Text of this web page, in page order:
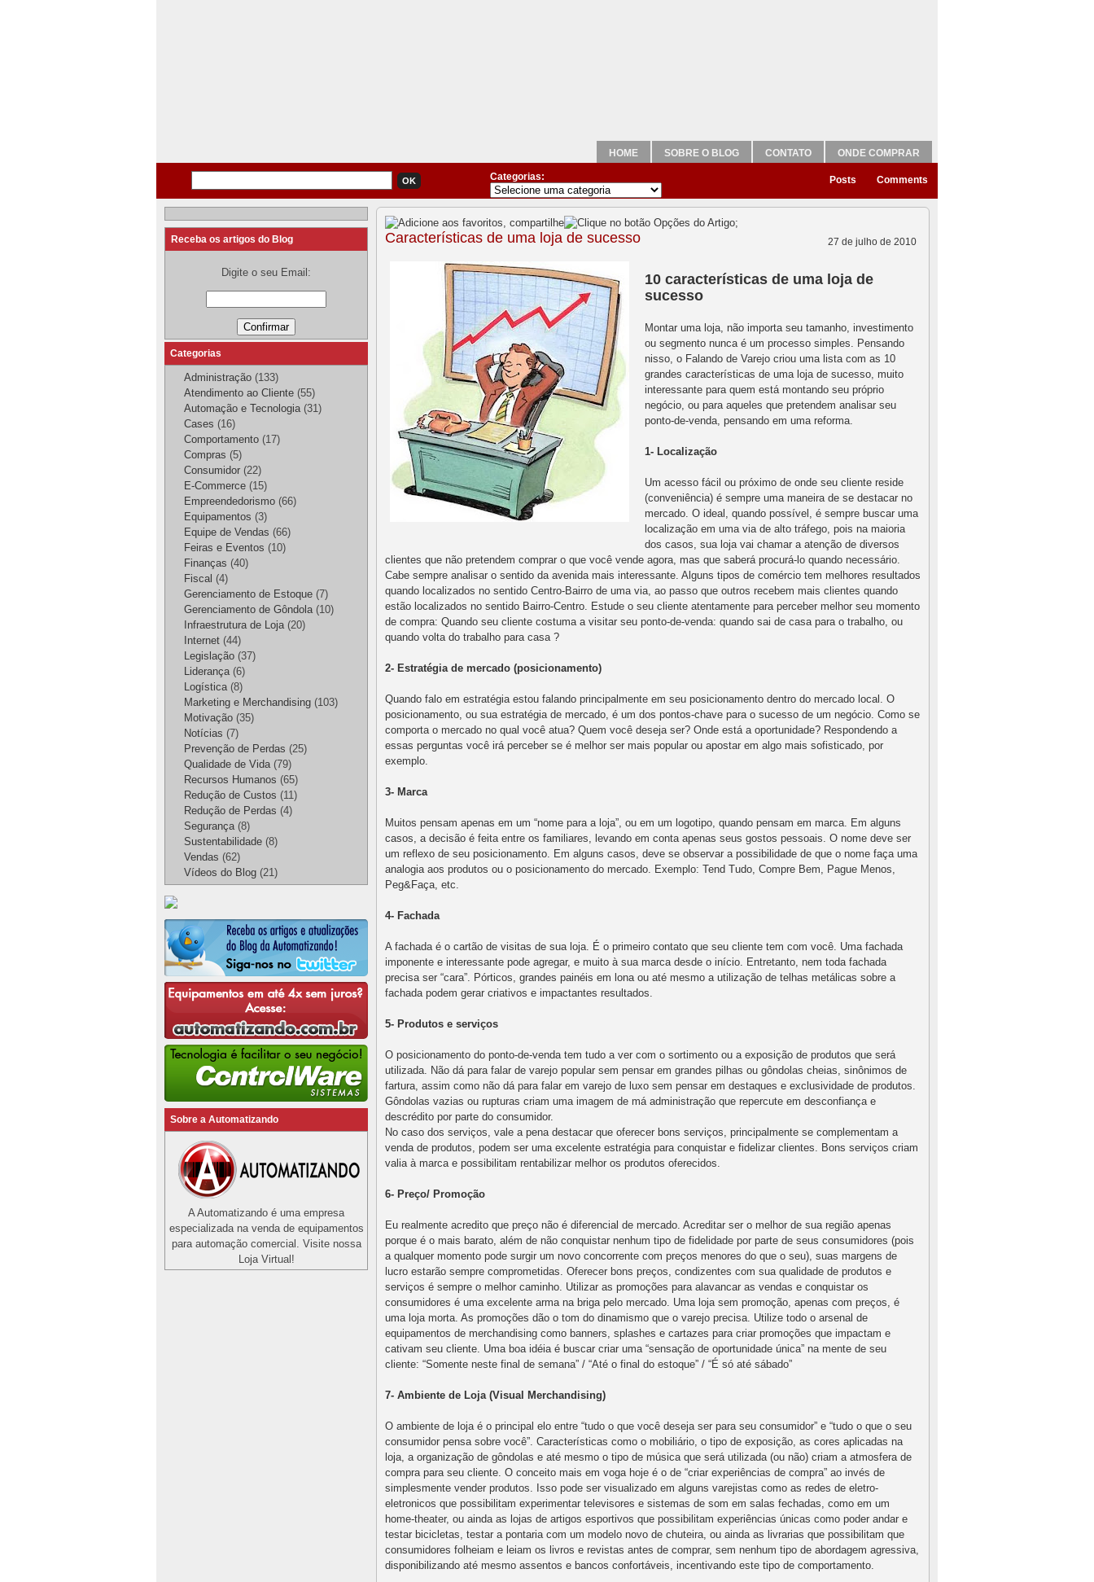
HOME SOBRE O BLOG CONTATO ONDE COMPRAR
Categorias: Posts Comments
27 de julho de 2010
Características de uma loja de sucesso
10 características de uma loja de
sucesso
Montar uma loja, não importa seu tamanho, investimento
ou segmento nunca é um processo simples. Pensando
nisso, o Falando de Varejo criou uma lista com as 10
grandes características de uma loja de sucesso, muito
interessante para quem está montando seu próprio
negócio, ou para aqueles que pretendem analisar seu
ponto-de-venda, pensando em uma reforma.
1- Localização
Um acesso fácil ou próximo de onde seu cliente reside
(conveniência) é sempre uma maneira de se destacar no
mercado. O ideal, quando possível, é sempre buscar uma
localização em uma via de alto tráfego, pois na maioria
dos casos, sua loja vai chamar a atenção de diversos
clientes que não pretendem comprar o que você vende agora, mas que saberá procurá-lo quando necessário.
Cabe sempre analisar o sentido da avenida mais interessante. Alguns tipos de comércio tem melhores resultados
quando localizados no sentido Centro-Bairro de uma via, ao passo que outros recebem mais clientes quando
estão localizados no sentido Bairro-Centro. Estude o seu cliente atentamente para perceber melhor seu momento
de compra: Quando seu cliente costuma a visitar seu ponto-de-venda: quando sai de casa para o trabalho, ou
quando volta do trabalho para casa ?
2- Estratégia de mercado (posicionamento)
Quando falo em estratégia estou falando principalmente em seu posicionamento dentro do mercado local. O
posicionamento, ou sua estratégia de mercado, é um dos pontos-chave para o sucesso de um negócio. Como se
comporta o mercado no qual você atua? Quem você deseja ser? Onde está a oportunidade? Respondendo a
essas perguntas você irá perceber se é melhor ser mais popular ou apostar em algo mais sofisticado, por
exemplo.
3- Marca
Muitos pensam apenas em um “nome para a loja”, ou em um logotipo, quando pensam em marca. Em alguns
casos, a decisão é feita entre os familiares, levando em conta apenas seus gostos pessoais. O nome deve ser
um reflexo de seu posicionamento. Em alguns casos, deve se observar a possibilidade de que o nome faça uma
analogia aos produtos ou o posicionamento do mercado. Exemplo: Tend Tudo, Compre Bem, Pague Menos,
Peg&Faça, etc.
4- Fachada
A fachada é o cartão de visitas de sua loja. É o primeiro contato que seu cliente tem com você. Uma fachada
imponente e interessante pode agregar, e muito à sua marca desde o início. Entretanto, nem toda fachada
precisa ser “cara”. Pórticos, grandes painéis em lona ou até mesmo a utilização de telhas metálicas sobre a
fachada podem gerar criativos e impactantes resultados.
5- Produtos e serviços
O posicionamento do ponto-de-venda tem tudo a ver com o sortimento ou a exposição de produtos que será
utilizada. Não dá para falar de varejo popular sem pensar em grandes pilhas ou gôndolas cheias, sinônimos de
fartura, assim como não dá para falar em varejo de luxo sem pensar em destaques e exclusividade de produtos.
Gôndolas vazias ou rupturas criam uma imagem de má administração que repercute em desconfiança e
descrédito por parte do consumidor.
No caso dos serviços, vale a pena destacar que oferecer bons serviços, principalmente se complementam a
venda de produtos, podem ser uma excelente estratégia para conquistar e fidelizar clientes. Bons serviços criam
valia à marca e possibilitam rentabilizar melhor os produtos oferecidos.
6- Preço/ Promoção
Eu realmente acredito que preço não é diferencial de mercado. Acreditar ser o melhor de sua região apenas
porque é o mais barato, além de não conquistar nenhum tipo de fidelidade por parte de seus consumidores (pois
a qualquer momento pode surgir um novo concorrente com preços menores do que o seu), suas margens de
lucro estarão sempre comprometidas. Oferecer bons preços, condizentes com sua qualidade de produtos e
serviços é sempre o melhor caminho. Utilizar as promoções para alavancar as vendas e conquistar os
consumidores é uma excelente arma na briga pelo mercado. Uma loja sem promoção, apenas com preços, é
uma loja morta. As promoções dão o tom do dinamismo que o varejo precisa. Utilize todo o arsenal de
equipamentos de merchandising como banners, splashes e cartazes para criar promoções que impactam e
cativam seu cliente. Uma boa idéia é buscar criar uma “sensação de oportunidade única” na mente de seu
cliente: “Somente neste final de semana” / “Até o final do estoque” / “É só até sábado”
7- Ambiente de Loja (Visual Merchandising)
O ambiente de loja é o principal elo entre “tudo o que você deseja ser para seu consumidor” e “tudo o que o seu
consumidor pensa sobre você”. Características como o mobiliário, o tipo de exposição, as cores aplicadas na
loja, a organização de gôndolas e até mesmo o tipo de música que será utilizada (ou não) criam a atmosfera de
compra para seu cliente. O conceito mais em voga hoje é o de “criar experiências de compra” ao invés de
simplesmente vender produtos. Isso pode ser visualizado em alguns varejistas como as redes de eletro-
eletronicos que possibilitam experimentar televisores e sistemas de som em salas fechadas, como em um
home-theater, ou ainda as lojas de artigos esportivos que possibilitam experiências únicas como poder andar e
testar bicicletas, testar a pontaria com um modelo novo de chuteira, ou ainda as livrarias que possibilitam que
consumidores folheiam e leiam os livros e revistas antes de comprar, sem nenhum tipo de abordagem agressiva,
disponibilizando até mesmo assentos e bancos confortáveis, incentivando este tipo de comportamento.
Receba os artigos do Blog
Digite o seu Email:
Categorias
Administração (133)
Atendimento ao Cliente (55)
Automação e Tecnologia (31)
Cases (16)
Comportamento (17)
Compras (5)
Consumidor (22)
E-Commerce (15)
Empreendedorismo (66)
Equipamentos (3)
Equipe de Vendas (66)
Feiras e Eventos (10)
Finanças (40)
Fiscal (4)
Gerenciamento de Estoque (7)
Gerenciamento de Gôndola (10)
Infraestrutura de Loja (20)
Internet (44)
Legislação (37)
Liderança (6)
Logística (8)
Marketing e Merchandising (103)
Motivação (35)
Notícias (7)
Prevenção de Perdas (25)
Qualidade de Vida (79)
Recursos Humanos (65)
Redução de Custos (11)
Redução de Perdas (4)
Segurança (8)
Sustentabilidade (8)
Vendas (62)
Vídeos do Blog (21)
Sobre a Automatizando
A Automatizando é uma empresa
especializada na venda de equipamentos
para automação comercial. Visite nossa
Loja Virtual!